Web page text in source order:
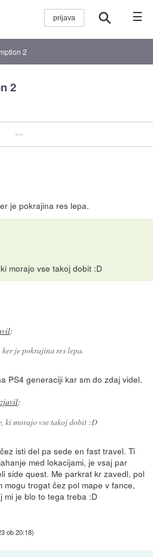
☰
2
2
»»
je pokrajina res lepa.
morajo vse takoj dobit :D
:
je pokrajina res lepa.
PS4 generaciji kar sm do zdaj videl.
:
ki morajo vse takoj dobit :D
isti del pa sede en fast travel. Ti
med lokacijami, je vsaj par
side quest. Me parkrat kr zavedl, pol
mogu trogat čez pol mape v fance,
mi je blo to tega treba :D
ob 20:18)